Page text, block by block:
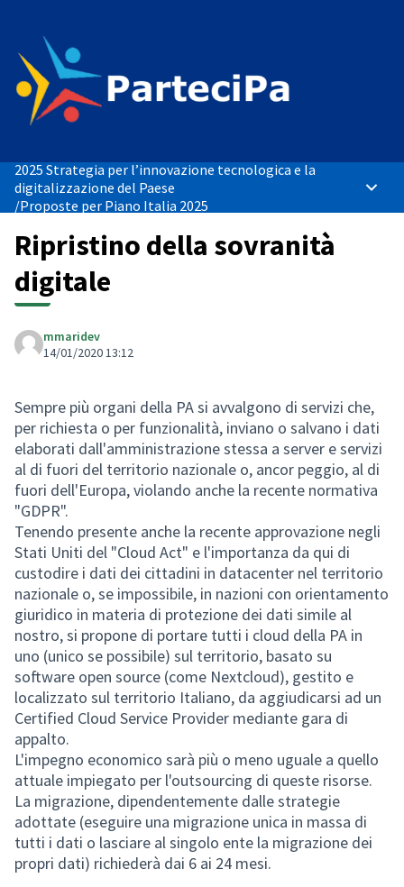
2025 Strategia per l’innovazione tecnologica e la
digitalizzazione del Paese
/Proposte per Piano Italia 2025
Ripristino della sovranità
digitale
mmaridev
14/01/2020 13:12
Sempre più organi della PA si avvalgono di servizi che,
per richiesta o per funzionalità, inviano o salvano i dati
elaborati dall'amministrazione stessa a server e servizi
al di fuori del territorio nazionale o, ancor peggio, al di
fuori dell'Europa, violando anche la recente normativa
"GDPR".
Tenendo presente anche la recente approvazione negli
Stati Uniti del "Cloud Act" e l'importanza da qui di
custodire i dati dei cittadini in datacenter nel territorio
nazionale o, se impossibile, in nazioni con orientamento
giuridico in materia di protezione dei dati simile al
nostro, si propone di portare tutti i cloud della PA in
uno (unico se possibile) sul territorio, basato su
software open source (come Nextcloud), gestito e
localizzato sul territorio Italiano, da aggiudicarsi ad un
Certified Cloud Service Provider mediante gara di
appalto.
L'impegno economico sarà più o meno uguale a quello
attuale impiegato per l'outsourcing di queste risorse.
La migrazione, dipendentemente dalle strategie
adottate (eseguire una migrazione unica in massa di
tutti i dati o lasciare al singolo ente la migrazione dei
propri dati) richiederà dai 6 ai 24 mesi.